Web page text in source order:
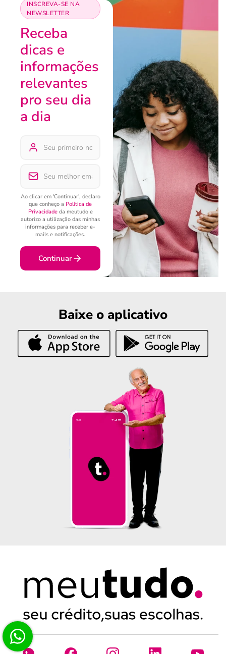
INSCREVA-SE NA
NEWSLETTER
Receba
dicas e
informações
relevantes
pro seu dia
a dia
Ao clicar em 'Continuar', declaro
que conheço a Política de
Privacidadeda meutudo e
autorizo a utilização das minhas
informações para receber e-
mails e notificações.
Continuar
Baixe o aplicativo